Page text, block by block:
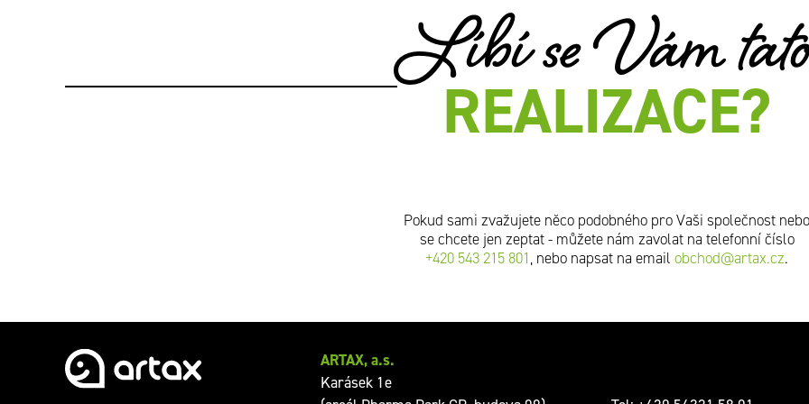
Líbí se Vám
REALIZACE?
Pokud sami zvažujete něco podobného pro Vaši společnost nebo
se chcete jen zeptat - můžete nám zavolat na telefonní číslo
+420 543 215 801, nebo napsat na email obchod@artax.cz.
ARTAX, a.s.
Karásek 1e